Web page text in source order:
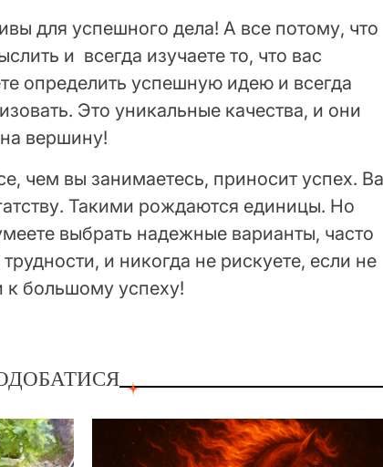
для успешного дела! А все потому, что
и всегда изучаете то, что вас
определить успешную идею и всегда
Это уникальные качества, и они
вершину!
чем вы занимаетесь, приносит успех.
Такими рождаются единицы. Но
выбрать надежные варианты, часто
и никогда не рискуете, если не
к большому успеху!